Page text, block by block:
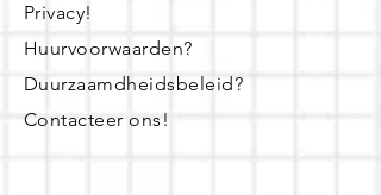
Privacy!
Huurvoorwaarden?
Duurzaamdheidsbeleid?
Contacteer ons!